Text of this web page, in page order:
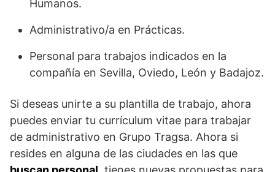
Humanos.
Administrativo/a en Prácticas.
Personal para trabajos indicados en la
compañía en Sevilla, Oviedo, León y Badajoz.
Si deseas unirte a su plantilla de trabajo, ahora
puedes enviar tu currículum vitae para trabajar
de administrativo en Grupo Tragsa. Ahora si
resides en alguna de las ciudades en las que